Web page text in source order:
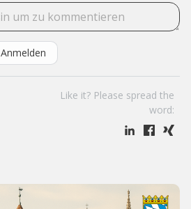
Anmelden
Like it? Please spread the
word: